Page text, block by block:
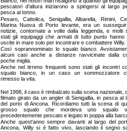
pescatori d'altura iniziarono a spingersi al largo
pesca al tonno.
Pesaro, Cattolica, Senigallia, Albarella, Rimini,
Marina Nuova di Porto levante, era un
notizie, contornate a volte dalla leggenda, e molti
stati gli equipaggi che armati di tutto punto hanno
uscite in mare solo per incontrare e combattere Willy.
Così soprannominato lo squalo bianco.
alcuni casi anche a distanze ravvicinate dalla
poche miglia.
Anche nel tirreno frequenti sono stati gli incontri
squalo bianco, in un caso un sommozzatore
rimesso la vita.
Nel 1998, il caso é rimbalzato sulla scena nazionale,
filmato girato da un angler di Senigallia, in pesca al
del porto di Ancona. Ricordiamo tutti la scena di
grosso squalo che mordeva uno squalo
precedentemente pescato e legato in poppa alla
Anche quest'anno sempre davanti al largo del
Ancona, Willy si é fatto vivo, lasciando il segno